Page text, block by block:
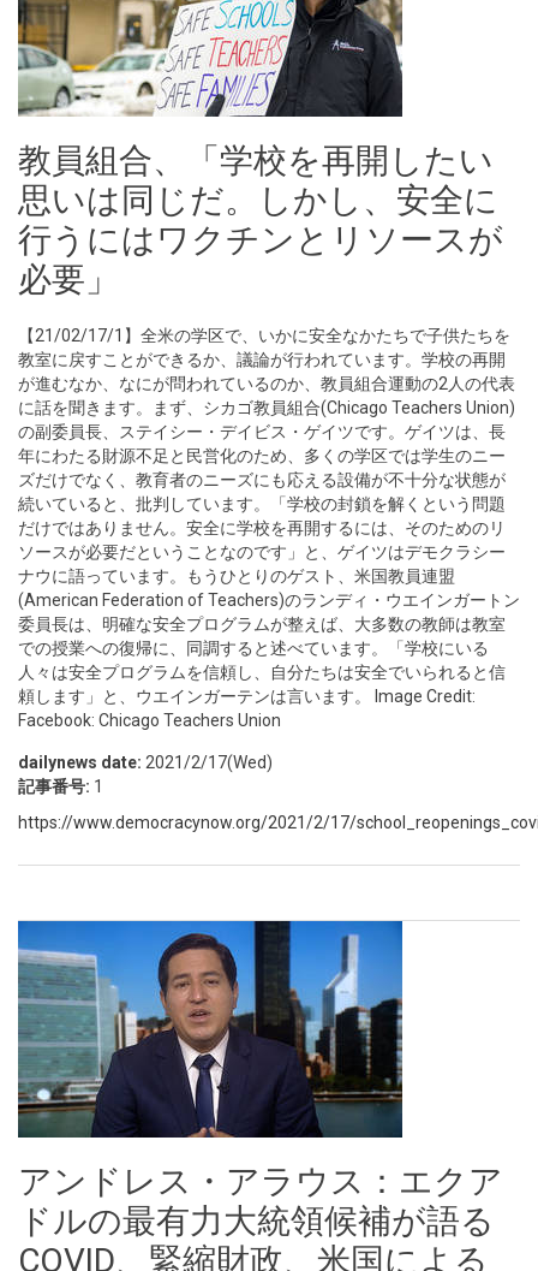
教員組合、「学校を再開したい
思いは同じだ。しかし、安全に
行うにはワクチンとリソースが
必要」
【21/02/17/1】全米の学区で、いかに安全なかたちで子供たちを
教室に戻すことができるか、議論が行われています。学校の再開
が進むなか、なにが問われているのか、教員組合運動の2人の代表
に話を聞きます。まず、シカゴ教員組合(Chicago Teachers Union)
の副委員長、ステイシー・デイビス・ゲイツです。ゲイツは、長
年にわたる財源不足と民営化のため、多くの学区では学生のニー
ズだけでなく、教育者のニーズにも応える設備が不十分な状態が
続いていると、批判しています。「学校の封鎖を解くという問題
だけではありません。安全に学校を再開するには、そのためのリ
ソースが必要だということなのです」と、ゲイツはデモクラシー
ナウに語っています。もうひとりのゲスト、米国教員連盟
(American Federation of Teachers)のランディ・ウエインガートン
委員長は、明確な安全プログラムが整えば、大多数の教師は教室
での授業への復帰に、同調すると述べています。「学校にいる
人々は安全プログラムを信頼し、自分たちは安全でいられると信
頼します」と、ウエインガーテンは言います。 Image Credit:
Facebook: Chicago Teachers Union
dailynews date: 2021/2/17(Wed)
記事番号: 1
https://www.democracynow.org/2021/2/17/
アンドレス・アラウス：エクア
ドルの最有力大統領候補が語る
COVID、緊縮財政、米国による